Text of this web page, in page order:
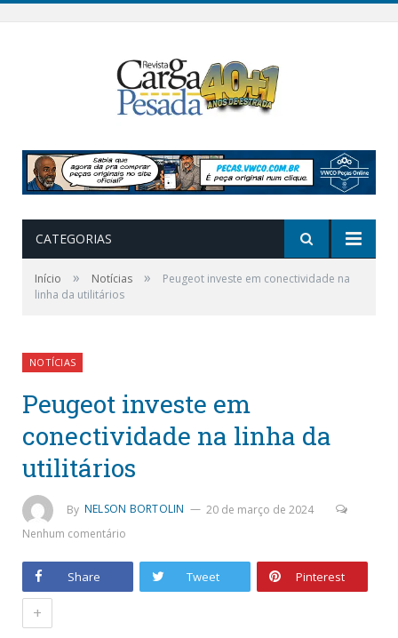
CATEGORIAS
Início » Notícias »
Peugeot investe em conectividade na
linha da utilitários
NOTÍCIAS
Peugeot investe em
conectividade na linha da
utilitários
By NELSON BORTOLIN
20 de março de 2024
Nenhum comentário
Share Tweet Pinterest
+